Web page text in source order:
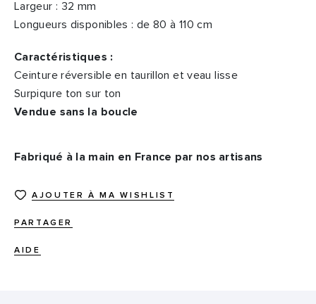
Largeur : 32 mm
Longueurs disponibles : de 80 à 110 cm
Caractéristiques :
Ceinture réversible en taurillon et veau lisse
Surpiqure ton sur ton
Vendue sans la boucle
Fabriqué à la main en France par nos artisans
AJOUTER À MA WISHLIST
PARTAGER
AIDE